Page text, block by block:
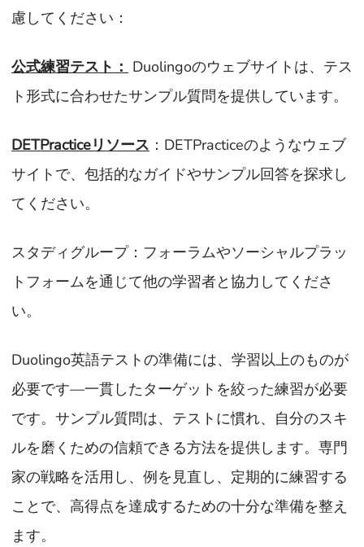
慮してください：
公式練習テスト： Duolingoのウェブサイトは、テス
ト形式に合わせたサンプル質問を提供しています。
DETPracticeリソース ：DETPracticeのようなウェブ
サイトで、包括的なガイドやサンプル回答を探求し
てください。
スタディグループ：フォーラムやソーシャルプラッ
トフォームを通じて他の学習者と協力してくださ
い。
Duolingo英語テストの準備には、学習以上のものが
必要です—一貫したターゲットを絞った練習が必要
です。サンプル質問は、テストに慣れ、自分のスキ
ルを磨くための信頼できる方法を提供します。専門
家の戦略を活用し、例を見直し、定期的に練習する
ことで、高得点を達成するための十分な準備を整え
ます。